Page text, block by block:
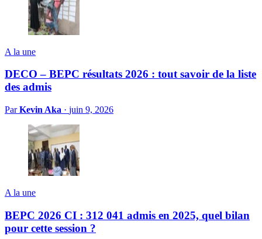
A la une
DECO – BEPC résultats 2026 : tout savoir de la liste
des admis
ParKevin Aka · juin 9, 2026
A la une
BEPC 2026 CI : 312 041 admis en 2025, quel bilan
pour cette session ?